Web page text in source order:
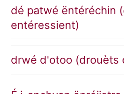
dé patwé ëntéréchin
entéressient)
drwé d'otoo (drouèts